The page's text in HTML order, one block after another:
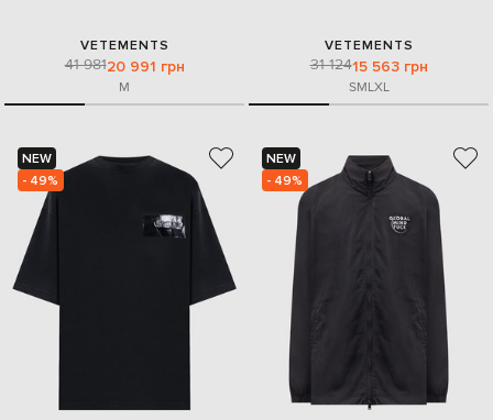
VETEMENTS
41 98120 991 грн
M
VETEMENTS
31 12415 563 грн
SMLXL
NEW
- 49%
NEW
- 49%